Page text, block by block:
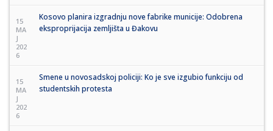
15
MA
J
202
6
Kosovo planira izgradnju nove fabrike municije: Odobrena
eksproprijacija zemljišta u Đakovu
15
MA
J
202
6
Smene u novosadskoj policiji: Ko je sve izgubio funkciju od
studentskih protesta